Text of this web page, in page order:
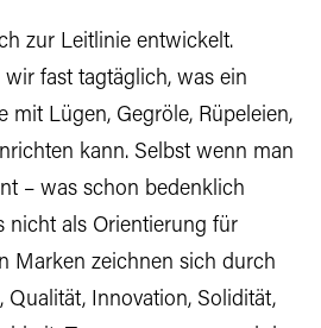
zur Leitlinie entwickelt.
fast tagtäglich, was ein
mit Lügen, Gegröle, Rüpeleien,
kann. Selbst wenn man
– was schon bedenklich
nicht als Orientierung für
Marken zeichnen sich durch
Qualität, Innovation, Solidität,